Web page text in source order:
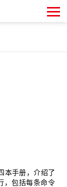
本手册，介绍了
，包括每条命令